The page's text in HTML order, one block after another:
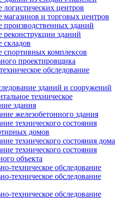
центров
магазинов и торговых центров
производственных зданий
реконструкции зданий
складов
спортивных комплексов
проектировщика
обследование
зданий и сооружений
техническое
здания
железобетонного здания
технического состояния
домов
технического состояния дома
технического состояния
объекта
техническое обследование
техническое обследование
техническое обследование